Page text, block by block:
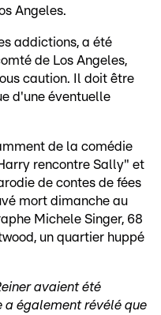
Angeles.
addictions, a été
de Los Angeles,
caution. Il doit être
d'une éventuelle
de la comédie
rencontre Sally" et
de contes de fées
mort dimanche au
Michele Singer, 68
un quartier huppé
avaient été
a également révélé que